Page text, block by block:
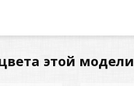
этой модели